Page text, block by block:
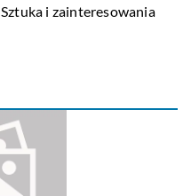
Sztuka i zainteresowania